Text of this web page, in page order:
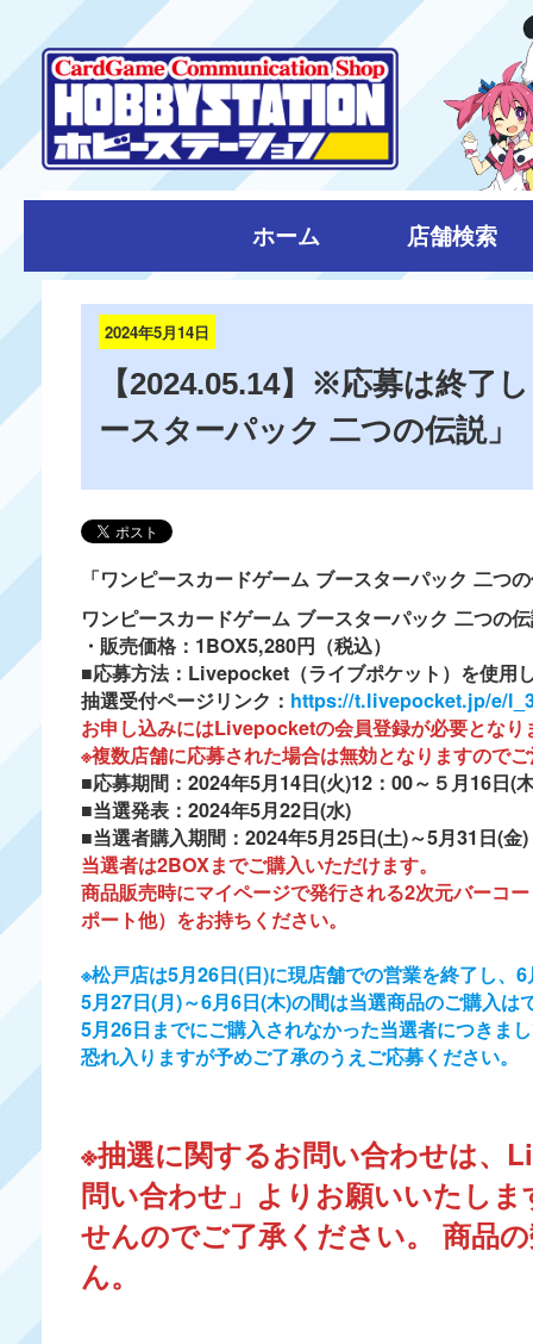
ホーム 店舗検索
2024年5月14日
【2024.05.14】※応募は終了
ースターパック 二つの伝説」
「ワンピースカードゲーム ブースターパック 二つ
ワンピースカードゲーム ブースターパック 二つの
・販売価格：1BOX5,280円（税込）
■応募方法：Livepocket（ライブポケット）を使用
抽選受付ページリンク： https://t.livepocket.jp/e/
お申し込みにはLivepocketの会員登録が必要とな
※複数店舗に応募された場合は無効となりますので
■応募期間：2024年5月14日(火)12：00～５月16日(
■当選発表：2024年5月22日(水)
■当選者購入期間：2024年5月25日(土)～5月31日(金)
当選者は2BOXまでご購入いただけます。
商品販売時にマイページで発行される2次元バーコ
ポート他）をお持ちください。
※松戸店は5月26日(日)に現店舗での営業を終了し、
5月27日(月)～6月6日(木)の間は当選商品のご購入は
5月26日までにご購入されなかった当選者につきま
恐れ入りますが予めご了承のうえご応募ください。
※抽選に関するお問い合わせは、
問い合わせ」よりお願いいたし
せんのでご了承ください。 商品
ん。